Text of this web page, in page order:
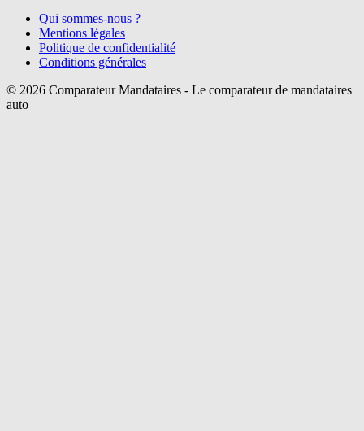
Qui sommes-nous ?
Mentions légales
Politique de confidentialité
Conditions générales
© 2026 Comparateur Mandataires - Le comparateur de mandataires
auto